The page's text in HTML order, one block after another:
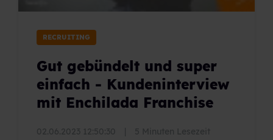
RECRUITING
Gut gebündelt und super
einfach - Kundeninterview
mit Enchilada Franchise